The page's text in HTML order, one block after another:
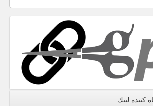
كننده لینك